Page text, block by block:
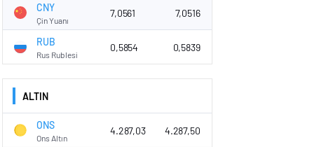
CNY
Çin Yuanı
7,0561 7,0516
RUB
Rus Rublesi
0,5854 0,5839
ALTIN
ONS
Ons Altın
4.287,03 4.287,50